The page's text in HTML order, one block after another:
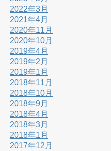
2022年3月
2021年4月
2020年11月
2020年10月
2019年4月
2019年2月
2019年1月
2018年11月
2018年10月
2018年9月
2018年4月
2018年3月
2018年1月
2017年12月